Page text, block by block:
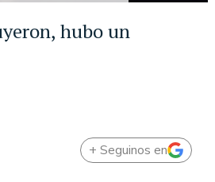
hubo un
+ Seguinos en